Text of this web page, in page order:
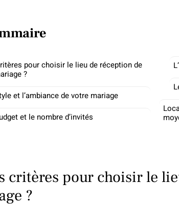
pour choisir le lieu de réception de
?
et l’ambiance de votre mariage
et le nombre d’invités
critères pour choisir le
?